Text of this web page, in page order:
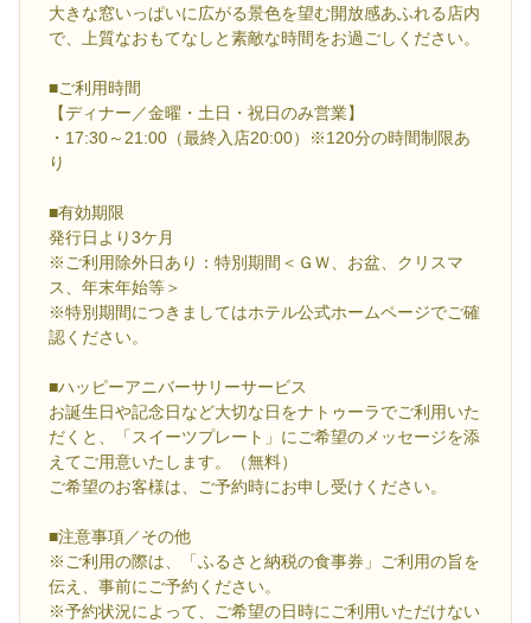
大きな窓いっぱいに広がる景色を望む開放感あふれる店内
で、上質なおもてなしと素敵な時間をお過ごしください。
■ご利用時間
【ディナー／金曜・土日・祝日のみ営業】
・17:30～21:00（最終入店20:00）※120分の時間制限あ
り
■有効期限
発行日より3ケ月
※ご利用除外日あり：特別期間＜ＧＷ、お盆、クリスマ
ス、年末年始等＞
※特別期間につきましてはホテル公式ホームページでご確
認ください。
■ハッピーアニバーサリーサービス
お誕生日や記念日など大切な日をナトゥーラでご利用いた
だくと、「スイーツプレート」にご希望のメッセージを添
えてご用意いたします。（無料）
ご希望のお客様は、ご予約時にお申し受けください。
■注意事項／その他
※ご利用の際は、「ふるさと納税の食事券」ご利用の旨を
伝え、事前にご予約ください。
※予約状況によって、ご希望の日時にご利用いただけない